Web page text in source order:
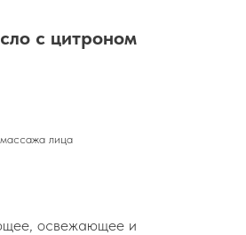
с цитроном
лица
освежающее и